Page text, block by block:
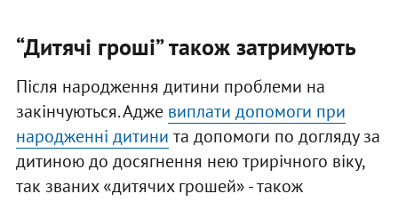
“Дитячі гроші” також затримують
Після народження дитини проблеми на
закінчуються. Адже виплати допомоги при
народженні дитини та допомоги по догляду за
дитиною до досягнення нею трирічного віку,
так званих «дитячих грошей» - також